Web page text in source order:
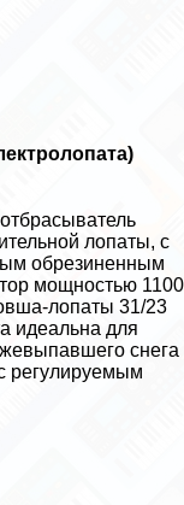
лопаты, с
обрезиненным
мощностью 1100
лопаты 31/23
идеальна для
снега
регулируемым